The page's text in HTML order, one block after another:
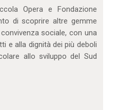
Opera e Fondazione
di scoprire altre gemme
sociale, con una
e alla dignità dei più deboli
allo sviluppo del Sud